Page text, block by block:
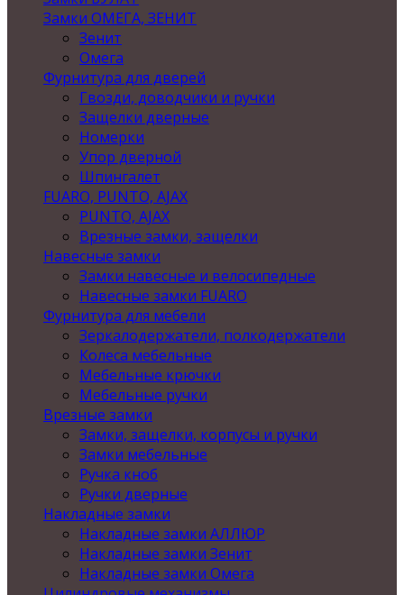
Замки ОМЕГА, ЗЕНИТ
Зенит
Омега
Фурнитура для дверей
Гвозди, доводчики и ручки
Защелки дверные
Номерки
Упор дверной
Шпингалет
FUARO, PUNTO, AJAX
PUNTO, AJAX
Врезные замки, защелки
Навесные замки
Замки навесные и велосипедные
Навесные замки FUARO
Фурнитура для мебели
Зеркалодержатели, полкодержатели
Колеса мебельные
Мебельные крючки
Мебельные ручки
Врезные замки
Замки, защелки, корпусы и ручки
Замки мебельные
Ручка кноб
Ручки дверные
Накладные замки
Накладные замки АЛЛЮР
Накладные замки Зенит
Накладные замки Омега